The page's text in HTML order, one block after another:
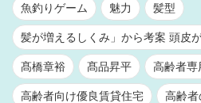
魚釣りゲーム 魅力 髪型
髪が増えるしくみ」から考案 頭皮
髙橋章裕 髙品昇平 高齢者専
高齢者向け優良賃貸住宅 高齢者